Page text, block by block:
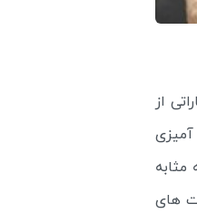
از
آمیزی
های